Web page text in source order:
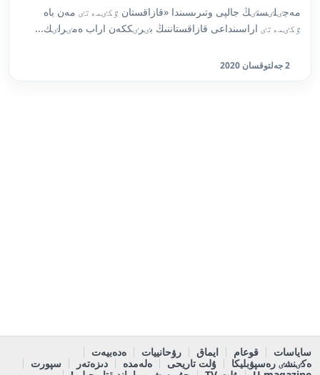
مەجٸلٸستٸڭ جالپى وتىرىسىندا «قازاقستان ٷكٸمەتٸ مەن باە
ٷكٸمەتٸ اراسىنداعى قازاقستاننىڭ بٸرٸككەن اراب ەمٸرلٸك...
2 جەلتوقسان 2020
ساياسات قوعام ايماق رۋحانييات
ەدەبيەت
ەكٸنشٸ رەسپۋبليكا
ۇلت تاريحى ەلەمدە دىزەتەر
سپورت